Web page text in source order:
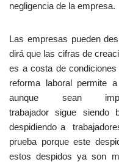
negligencia de la empresa.
Las empresas pueden
dirá que las cifras de
es a costa de
reforma laboral permite
aunque sean
trabajador sigue siendo
despidiendo a
prueba porque este
estos despidos ya son